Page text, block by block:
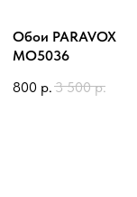
Обои PARAVOX
MO5036
800 р. 3 500 р.